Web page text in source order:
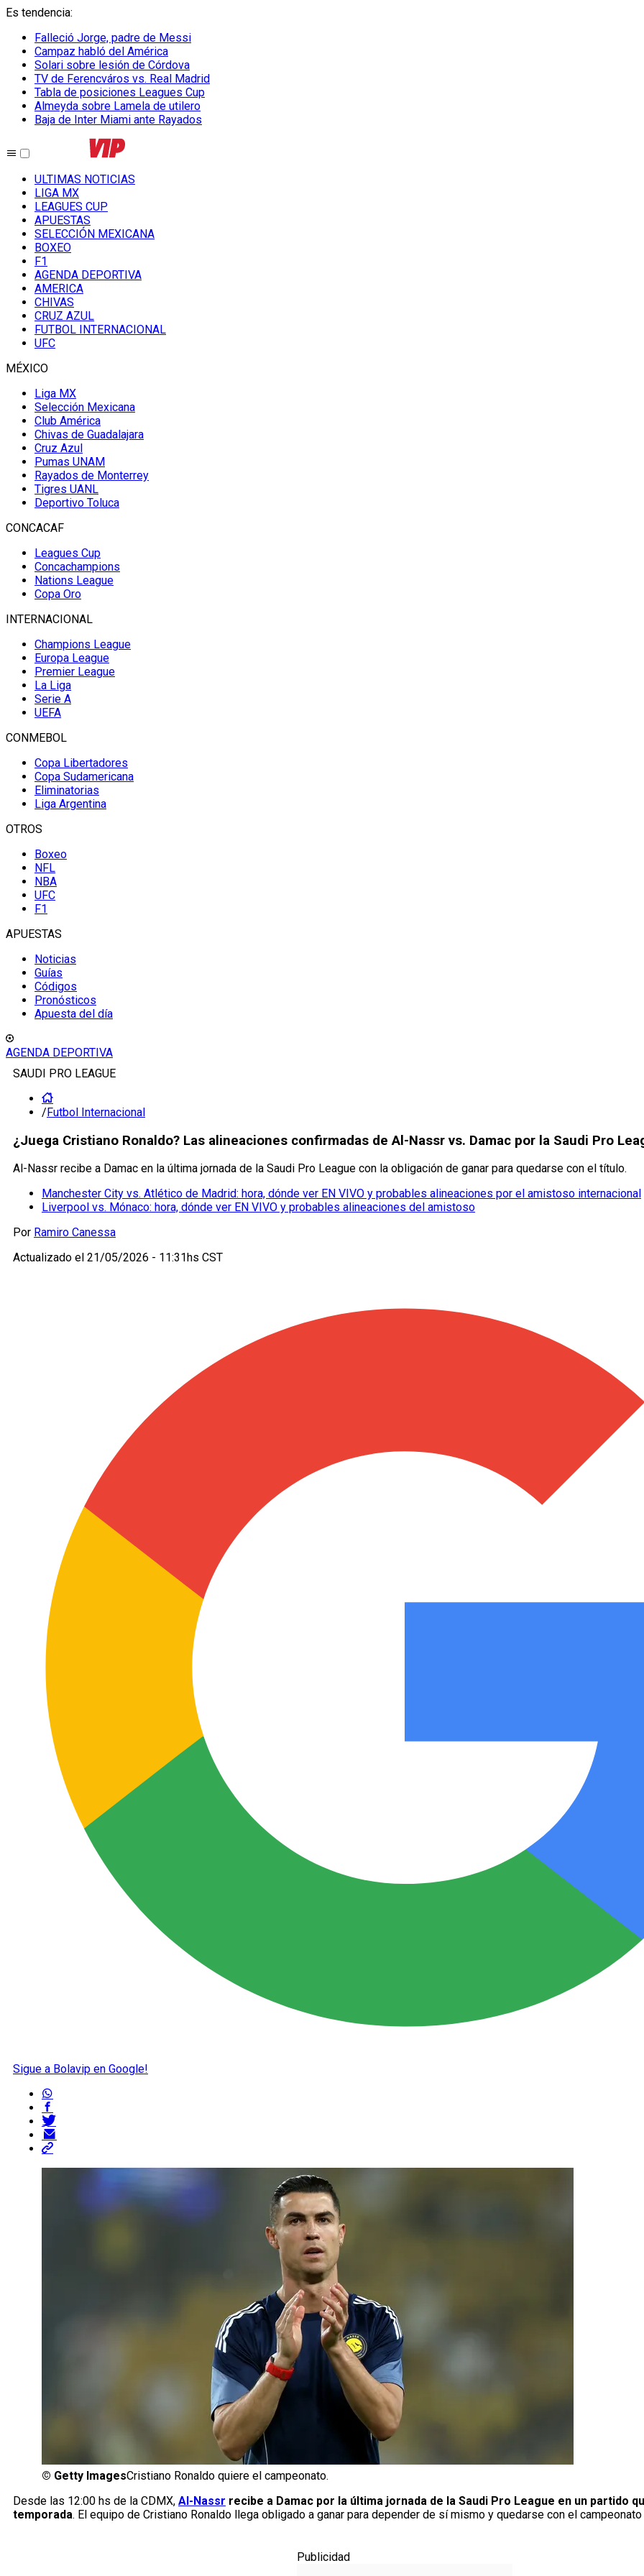
Es tendencia:
Falleció Jorge, padre de Messi
Campaz habló del América
Solari sobre lesión de Córdova
TV de Ferencváros vs. Real Madrid
Tabla de posiciones Leagues Cup
Almeyda sobre Lamela de utilero
Baja de Inter Miami ante Rayados
ULTIMAS NOTICIAS
LIGA MX
LEAGUES CUP
APUESTAS
SELECCIÓN MEXICANA
BOXEO
F1
AGENDA DEPORTIVA
AMERICA
CHIVAS
CRUZ AZUL
FUTBOL INTERNACIONAL
UFC
MÉXICO
Liga MX
Selección Mexicana
Club América
Chivas de Guadalajara
Cruz Azul
Pumas UNAM
Rayados de Monterrey
Tigres UANL
Deportivo Toluca
CONCACAF
Leagues Cup
Concachampions
Nations League
Copa Oro
INTERNACIONAL
Champions League
Europa League
Premier League
La Liga
Serie A
UEFA
CONMEBOL
Copa Libertadores
Copa Sudamericana
Eliminatorias
Liga Argentina
OTROS
Boxeo
NFL
NBA
UFC
F1
APUESTAS
Noticias
Guías
Códigos
Pronósticos
Apuesta del día
AGENDA DEPORTIVA
SAUDI PRO LEAGUE
/Futbol Internacional
¿Juega Cristiano Ronaldo? Las alineaciones confirmadas de Al-Nassr vs. Damac por la Saudi Pro
Al-Nassr recibe a Damac en la última jornada de la Saudi Pro League con la obligación de ganar para quedarse con el título.
Manchester City vs. Atlético de Madrid: hora, dónde ver EN VIVO y probables alineaciones por el amistoso internacional
Liverpool vs. Mónaco: hora, dónde ver EN VIVO y probables alineaciones del amistoso
Por Ramiro Canessa
Actualizado el 21/05/2026 - 11:31hs CST
Sigue a Bolavip en Google!
© Getty ImagesCristiano Ronaldo quiere el campeonato.
Desde las 12:00 hs de la CDMX, Al-Nassr recibe a Damac por la última jornada de la Saudi Pro League en un partido
temporada. El equipo de Cristiano Ronaldo llega obligado a ganar para depender de sí mismo y quedarse con el
Publicidad